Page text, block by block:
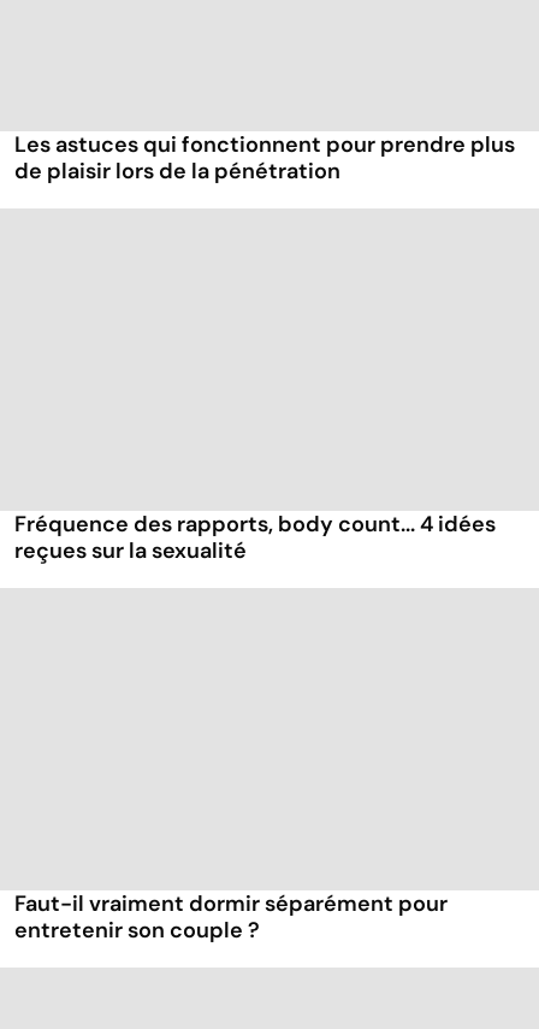
Les astuces qui fonctionnent pour prendre plus
de plaisir lors de la pénétration
Fréquence des rapports, body count... 4 idées
reçues sur la sexualité
Faut-il vraiment dormir séparément pour
entretenir son couple ?